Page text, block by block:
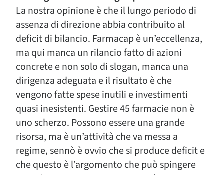
La nostra opinione è che il lungo periodo di
assenza di direzione abbia contribuito al
deficit di bilancio. Farmacap è un’eccellenza,
ma qui manca un rilancio fatto di azioni
concrete e non solo di slogan, manca una
dirigenza adeguata e il risultato è che
vengono fatte spese inutili e investimenti
quasi inesistenti. Gestire 45 farmacie non è
uno scherzo. Possono essere una grande
risorsa, ma è un’attività che va messa a
regime, sennò è ovvio che si produce deficit e
che questo è l’argomento che può spingere